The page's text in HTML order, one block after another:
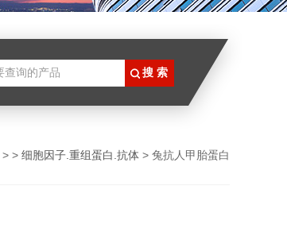
> > 细胞因子.重组蛋白.抗体 > 兔抗人甲胎蛋白